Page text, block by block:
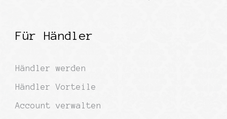
Für Händler
Händler werden
Händler Vorteile
Account verwalten